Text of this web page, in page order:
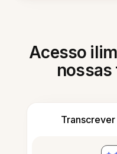
Acesso
nossas